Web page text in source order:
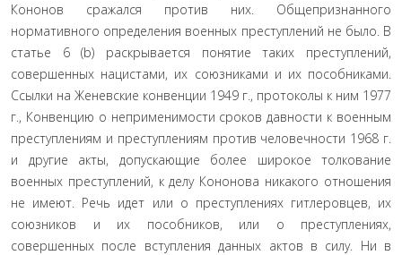
Кононов сражался против них. Общепризнанного
нормативного определения военных преступлений не было. В
статье 6 (b) раскрывается понятие таких преступлений,
совершенных нацистами, их союзниками и их пособниками.
Ссылки на Женевские конвенции 1949 г., протоколы к ним 1977
г., Конвенцию о неприменимости сроков давности к военным
преступлениям и преступлениям против человечности 1968 г.
и другие акты, допускающие более широкое толкование
военных преступлений, к делу Кононова никакого отношения
не имеют. Речь идет или о преступлениях гитлеровцев, их
союзников и их пособников, или о преступлениях,
совершенных после вступления данных актов в силу. Ни в